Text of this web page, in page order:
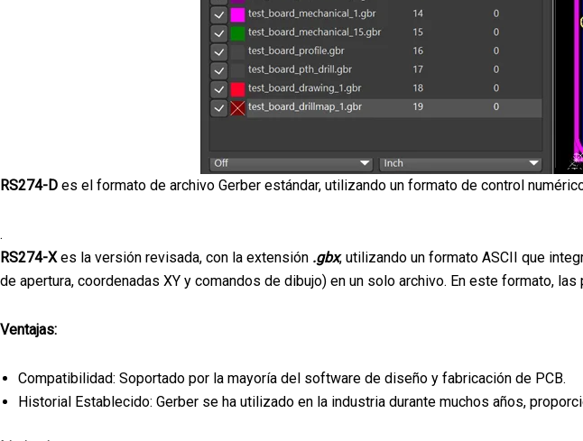
RS274-D es el formato de archivo Gerber estándar, utilizando un formato de control
.
RS274-Xes la versión revisada, con la extensión .gbx, utilizando un formato ASCII que
de apertura, coordenadas XY y comandos de dibujo) en un solo archivo. En este formato,
Ventajas:
Compatibilidad: Soportado por la mayoría del software de diseño y fabricación de PCB.
Historial Establecido: Gerber se ha utilizado en la industria durante muchos años,